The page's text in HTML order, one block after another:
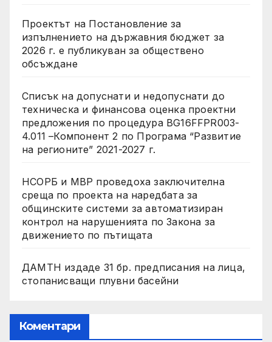
Проектът на Постановление за
изпълнението на държавния бюджет за
2026 г. е публикуван за обществено
обсъждане
Списък на допуснати и недопуснати до
техническа и финансова оценка проектни
предложения по процедура BG16FFPR003-
4.011 –Компонент 2 по Програма “Развитие
на регионите” 2021-2027 г.
НСОРБ и МВР проведоха заключителна
среща по проекта на наредбата за
общинските системи за автоматизиран
контрол на нарушенията по Закона за
движението по пътищата
ДАМТН издаде 31 бр. предписания на лица,
стопанисващи плувни басейни
Коментари